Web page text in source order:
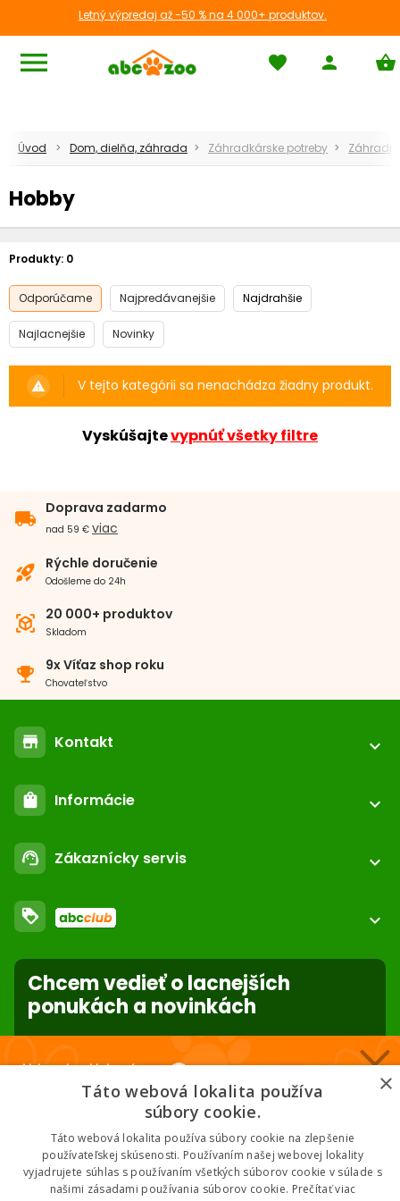
Letný výpredaj až -50 % na 4 000+ produktov.
menu favorite person shopping_basket
Úvod Dom, dielňa, záhrada Záhradkárske potreby
Hobby
Produkty: 0
Odporúčame Najpredávanejšie Najdrahšie
Najlacnejšie Novinky
warning V tejto kategórii sa nenachádza žiadny produkt.
Vyskúšajtevypnúť všetky filtre
local_shipping
Doprava zadarmo
nad 59 € viac
rocket_launch Rýchle doručenie
Odošleme do 24h
view_in_ar 20 000+ produktov
Skladom
emoji_events 9x Víťaz shop roku
Chovateľstvo
store Kontakt
expand_more
location_on
Nižné Kapustníky 2 040 12 Košice - Nad jazerom
email podpora@abc-zoo.sk
shopping_bag Informácie expand_more
Registrácia / login
Kontakt
O nás
Nastavenia súborov cookie
support_agent Zákaznícky servis expand_more
Obchodné podmienky
Dodacie podmienky
Reklamácie
Ochrana osobných údajov
loyalty expand_more
Použite body a nakupujte lacnejšie!
Viac info
Chcem vedieť o lacnejších
ponukách a novinkách
forward_to_inbox
* Zadaním e-mailu súhlasíte so spracovaním osobných údajov na účely
mailing listu abc-zoo
Nakupuj za klubové ceny 🏆
Nižšie ceny na vybrané produkty. 2 % cashback. Členstvo zadarmo.
Chcem klubové ceny
×
Táto webová lokalita používa
súbory cookie.
Táto webová lokalita používa súbory cookie na zlepšenie
používateľskej skúsenosti. Používaním našej webovej lokality
vyjadrujete súhlas s používaním všetkých súborov cookie v súlade s
našimi zásadami používania súborov cookie. Prečítať viac